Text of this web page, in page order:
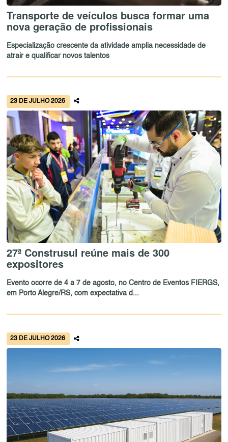
Transporte de veículos busca formar uma
nova geração de profissionais
Especialização crescente da atividade amplia necessidade de
atrair e qualificar novos talentos
23 DE JULHO 2026
27ª Construsul reúne mais de 300
expositores
Evento ocorre de 4 a 7 de agosto, no Centro de Eventos FIERGS,
em Porto Alegre/RS, com expectativa d...
23 DE JULHO 2026